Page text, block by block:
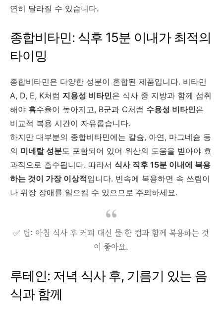
연히 달라질 수 있습니다.
종합비타민: 식후 15분 이내가 최적의
타이밍
종합비타민은 다양한 성분이 혼합된 제품입니다. 비타민
A, D, E, K처럼 지용성 비타민은 식사 중 지방과 함께 섭취
해야 흡수율이 높아지고, B군과 C처럼 수용성 비타민은
비교적 복용 시간이 자유롭습니다.
하지만 대부분의 종합비타민에는 칼슘, 아연, 마그네슘 등
의 미네랄 성분도 포함되어 있어 위산의 도움을 받아야 효
과적으로 흡수됩니다. 따라서 식사 직후 15분 이내에 복용
하는 것이 가장 이상적입니다. 빈속에 복용하면 속 쓰림이
나 위장 장애를 일으킬 수 있으므로 주의하세요.
✅ 팁: 아침 식사 후 커피 대신 물 한 컵과 함께 복용하는 것
이 좋아요.
루테인: 저녁 식사 후, 기름기 있는 음
식과 함께